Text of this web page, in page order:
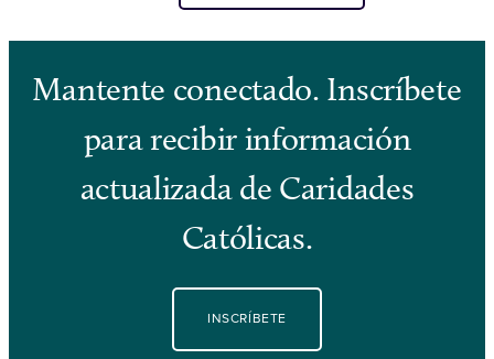
Mantente conectado. Inscríbete
para recibir información
actualizada de Caridades
Católicas.
INSCRÍBETE